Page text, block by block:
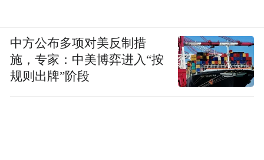
中方公布多项对美反制措
施，专家：中美博弈进入“按
规则出牌”阶段